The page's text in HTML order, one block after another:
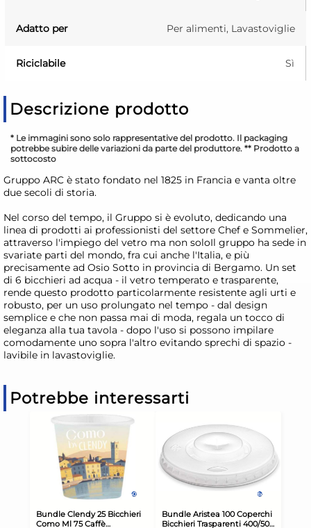
Adatto per Per alimenti, Lavastoviglie
Riciclabile Sì
Descrizione prodotto
* Le immagini sono solo rappresentative del prodotto. Il packaging
potrebbe subire delle variazioni da parte del produttore. ** Prodotto a
sottocosto
Gruppo ARC è stato fondato nel 1825 in Francia e vanta oltre
due secoli di storia.
Nel corso del tempo, il Gruppo si è evoluto, dedicando una
linea di prodotti ai professionisti del settore Chef e Sommelier,
attraverso l'impiego del vetro ma non soloIl gruppo ha sede in
svariate parti del mondo, fra cui anche l'Italia, e più
precisamente ad Osio Sotto in provincia di Bergamo. Un set
di 6 bicchieri ad acqua - il vetro temperato e trasparente,
rende questo prodotto particolarmente resistente agli urti e
robusto, per un uso prolungato nel tempo - dal design
semplice e che non passa mai di moda, regala un tocco di
eleganza alla tua tavola - dopo l'uso si possono impilare
comodamente uno sopra l'altro evitando sprechi di spazio -
lavibile in lavastoviglie.
Potrebbe interessarti